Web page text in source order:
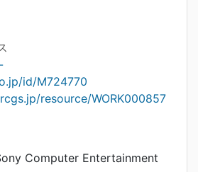
id/M724770
resource/WORK000857
Computer Entertainment